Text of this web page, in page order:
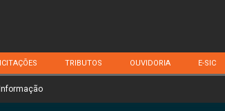
TRIBUTOS OUVIDORIA E-SIC